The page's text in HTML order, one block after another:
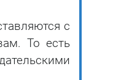
с
То есть